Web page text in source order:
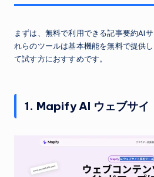
まずは、無料で利用できる記事要約AI
れらのツールは基本機能を無料で提供
て試す方におすすめです。
1. Mapify AI ウェブサイ